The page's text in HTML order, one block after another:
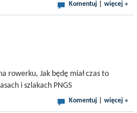
Komentuj więcej »
rowerku, Jak będę miał czas to
i szlakach PNGS
Komentuj więcej »